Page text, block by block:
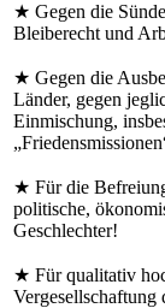
★ Gegen die
Bleiberecht und
★ Gegen die
Länder, gegen
Einmischung,
★ Für die
politische,
Geschlechter!
★ Für qualitativ
Vergesellschaftung